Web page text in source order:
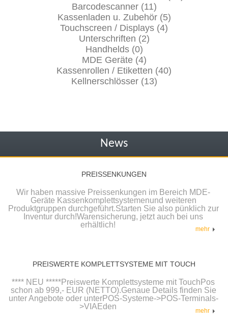
Barcodescanner (11)
Kassenladen u. Zubehör (5)
Touchscreen / Displays (4)
Unterschriften (2)
Handhelds (0)
MDE Geräte (4)
Kassenrollen / Etiketten (40)
Kellnerschlösser (13)
News
PREISSENKUNGEN
Wir haben massive Preissenkungen im Bereich MDE-
Geräte Kassenkomplettsystemenund weiteren
Produktgruppen durchgeführt.Starten Sie also pünklich zur
Inventur durch!Warensicherung, jetzt auch bei uns
erhältlich!
mehr
PREISWERTE KOMPLETTSYSTEME MIT TOUCH
**** NEU *****Preiswerte Komplettsysteme mit TouchPos
schon ab 999,- EUR (NETTO).Genaue Details finden Sie
unter Angebote oder unterPOS-Systeme->POS-Terminals-
>VIAEden
mehr